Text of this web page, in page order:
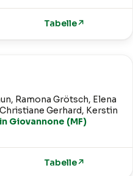
Tabelle↗
Ramona Grötsch, Elena
Gerhard, Kerstin
Giovannone (MF)
Tabelle↗